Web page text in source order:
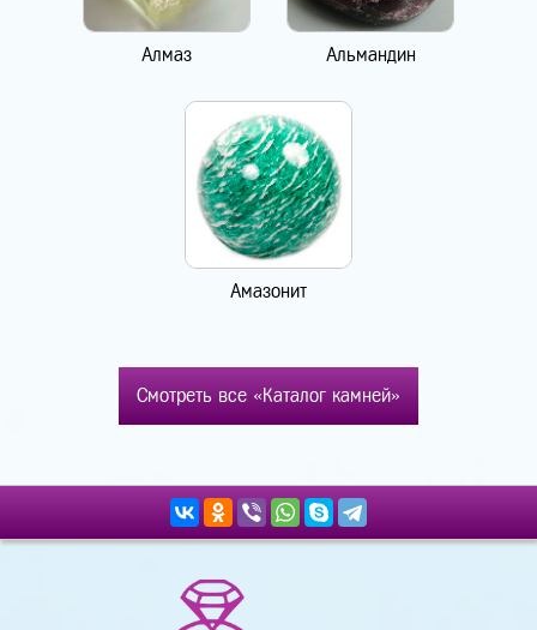
Алмаз Альмандин
Амазонит
Смотреть все «Каталог камней»